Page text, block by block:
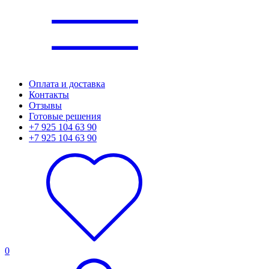
Оплата и доставка
Контакты
Отзывы
Готовые решения
+7 925 104 63 90
+7 925 104 63 90
0